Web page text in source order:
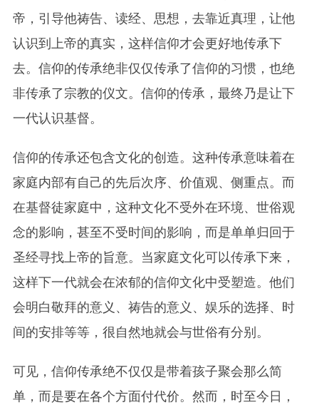
帝，引导他祷告、读经、思想，去靠近真理，让他
认识到上帝的真实，这样信仰才会更好地传承下
去。信仰的传承绝非仅仅传承了信仰的习惯，也绝
非传承了宗教的仪文。信仰的传承，最终乃是让下
一代认识基督。
信仰的传承还包含文化的创造。这种传承意味着在
家庭内部有自己的先后次序、价值观、侧重点。而
在基督徒家庭中，这种文化不受外在环境、世俗观
念的影响，甚至不受时间的影响，而是单单归回于
圣经寻找上帝的旨意。当家庭文化可以传承下来，
这样下一代就会在浓郁的信仰文化中受塑造。他们
会明白敬拜的意义、祷告的意义、娱乐的选择、时
间的安排等等，很自然地就会与世俗有分别。
可见，信仰传承绝不仅仅是带着孩子聚会那么简
单，而是要在各个方面付代价。然而，时至今日，